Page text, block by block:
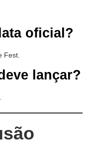
oficial?
Fest.
lançar?